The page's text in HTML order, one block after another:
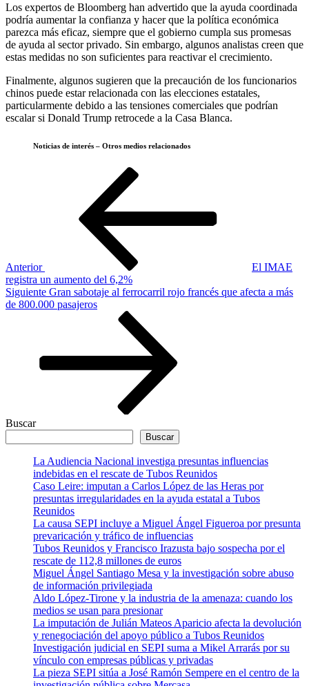
Los expertos de Bloomberg han advertido que la ayuda coordinada
podría aumentar la confianza y hacer que la política económica
parezca más eficaz, siempre que el gobierno cumpla sus promesas
de ayuda al sector privado. Sin embargo, algunos analistas creen que
estas medidas no son suficientes para reactivar el crecimiento.
Finalmente, algunos sugieren que la precaución de los funcionarios
chinos puede estar relacionada con las elecciones estatales,
particularmente debido a las tensiones comerciales que podrían
escalar si Donald Trump retrocede a la Casa Blanca.
Noticias de interés – Otros medios relacionados
Anterior
El IMAE
registra un aumento del 6,2%
Siguiente
entrada
Siguiente Gran sabotaje al ferrocarril rojo francés que afecta a más
de 800.000 pasajeros
Buscar
Buscar
La Audiencia Nacional investiga presuntas influencias
indebidas en el rescate de Tubos Reunidos
Caso Leire: imputan a Carlos López de las Heras por
presuntas irregularidades en la ayuda estatal a Tubos
Reunidos
La causa SEPI incluye a Miguel Ángel Figueroa por presunta
prevaricación y tráfico de influencias
Tubos Reunidos y Francisco Irazusta bajo sospecha por el
rescate de 112,8 millones de euros
Miguel Ángel Santiago Mesa y la investigación sobre abuso
de información privilegiada
Aldo López-Tirone y la industria de la amenaza: cuando los
medios se usan para presionar
La imputación de Julián Mateos Aparicio afecta la devolución
y renegociación del apoyo público a Tubos Reunidos
Investigación judicial en SEPI suma a Mikel Arrarás por su
vínculo con empresas públicas y privadas
La pieza SEPI sitúa a José Ramón Sempere en el centro de la